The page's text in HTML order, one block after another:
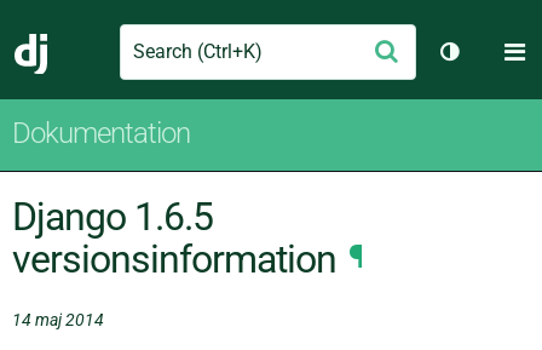
Django
Search Skicka
Växla
Dokumentation
Django 1.6.5
versionsinformation ¶
14 maj 2014